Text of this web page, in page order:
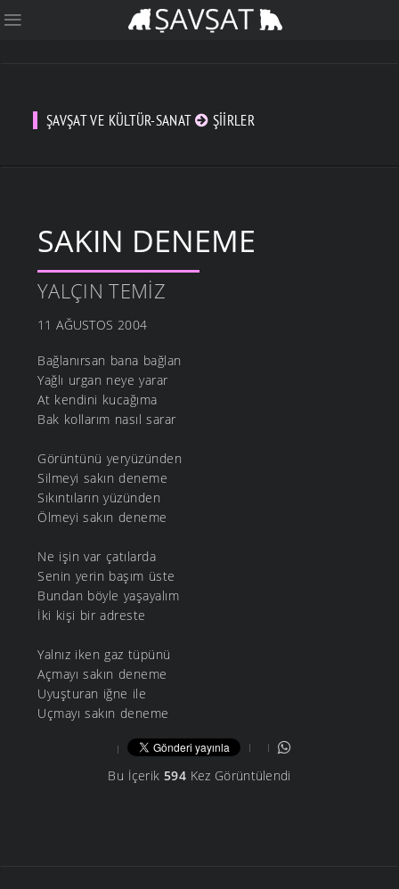
ŞAVŞAT VE KÜLTÜR-SANAT ŞIIRLER
SAKIN DENEME
YALÇIN TEMIZ
11 AĞUSTOS 2004
Bağlanırsan bana bağlan
Yağlı urgan neye yarar
At kendini kucağıma
Bak kollarım nasıl sarar
Görüntünü yeryüzünden
Silmeyi sakın deneme
Sıkıntıların yüzünden
Ölmeyi sakın deneme
Ne işin var çatılarda
Senin yerin başım üste
Bundan böyle yaşayalım
İki kişi bir adreste
Yalnız iken gaz tüpünü
Açmayı sakın deneme
Uyuşturan iğne ile
Uçmayı sakın deneme
Bu İçerik 594Kez Görüntülendi